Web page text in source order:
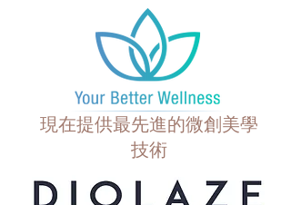
現在提供最先進的微創美學
技術